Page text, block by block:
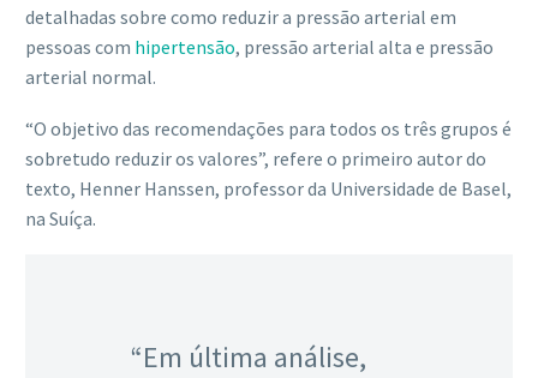
detalhadas sobre como reduzir a pressão arterial em
pessoas com hipertensão, pressão arterial alta e pressão
arterial normal.
“O objetivo das recomendações para todos os três grupos é
sobretudo reduzir os valores”, refere o primeiro autor do
texto, Henner Hanssen, professor da Universidade de Basel,
na Suíça.
“Em última análise,